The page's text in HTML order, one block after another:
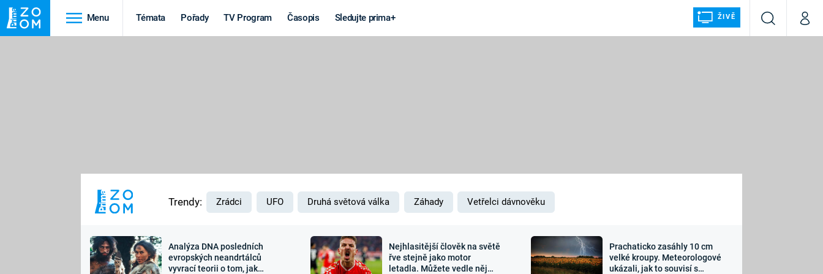
Menu Témata Pořady TV Program Časopis Sledujte prima+ ŽIVĚ
VyhledáváníMůj
MARS
Výročí
Záhady a
Zajímavosti Sledujte nás
Trendy: Zrádci UFO Druhá světová válka Záhady Vetřelci dávnověku
Analýza DNA posledních
evropských neandrtálců
vyvrací teorii o tom, jak
Nejhlasitější člověk na světě
řve stejně jako motor
letadla. Můžete vedle něj
Prachaticko zasáhly 10 cm
velké kroupy. Meteorologové
ukázali, jak to souvisí s